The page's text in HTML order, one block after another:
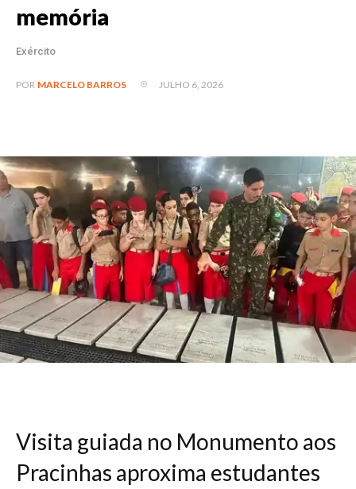
memória
Exército
POR MARCELO BARROS JULHO 6, 2026
Visita guiada no Monumento aos
Pracinhas aproxima estudantes